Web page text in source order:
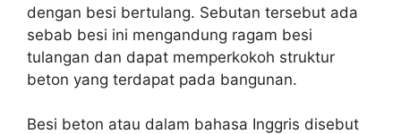
dengan besi bertulang. Sebutan tersebut ada
sebab besi ini mengandung ragam besi
tulangan dan dapat memperkokoh struktur
beton yang terdapat pada bangunan.
Besi beton atau dalam bahasa Inggris disebut